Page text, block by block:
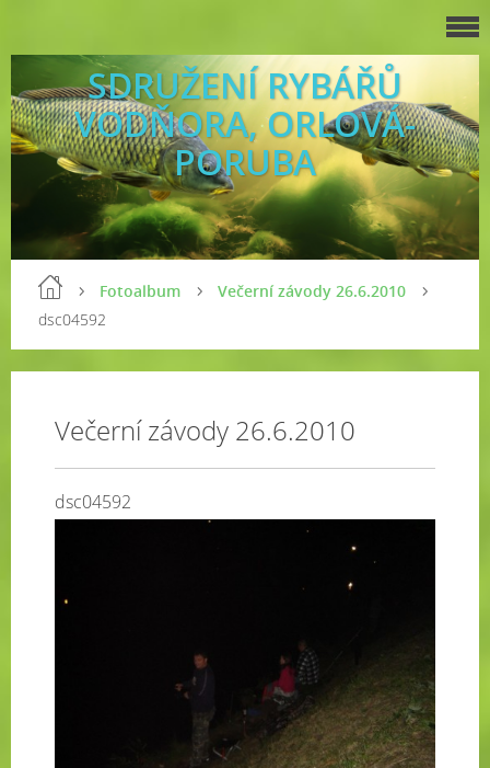
SDRUŽENÍ RYBÁŘŮ
VODŇORA, ORLOVÁ-
PORUBA
Fotoalbum
Večerní závody 26.6.2010
dsc04592
Večerní závody 26.6.2010
dsc04592